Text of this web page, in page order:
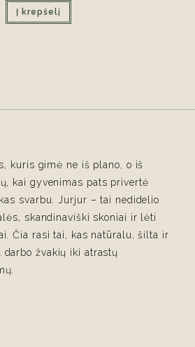
was:
€10,00.
Į krepšelį
kuris gimė ne iš plano, o iš
kai gyvenimas pats privertė
svarbu. Jurjur – tai nedidelio
skandinaviški skoniai ir lėti
Čia rasi tai, kas natūralu, šilta ir
žvakių iki atrastų